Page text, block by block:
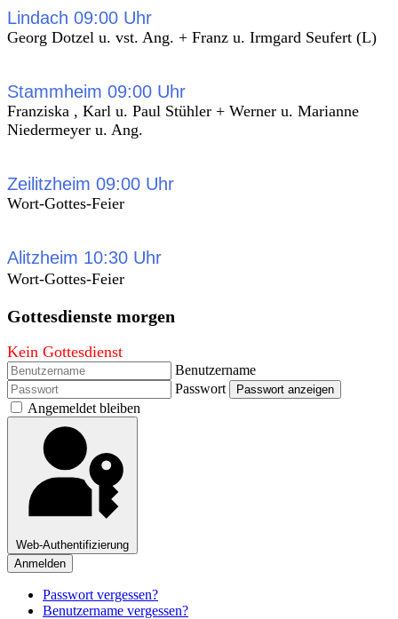
Lindach 09:00 Uhr
Georg Dotzel u. vst. Ang. + Franz u. Irmgard Seufert (L)
Stammheim 09:00 Uhr
Franziska , Karl u. Paul Stühler + Werner u. Marianne
Niedermeyer u. Ang.
Zeilitzheim 09:00 Uhr
Wort-Gottes-Feier
Alitzheim 10:30 Uhr
Wort-Gottes-Feier
Gottesdienste morgen
Kein Gottesdienst
Benutzername
Passwort
Passwort anzeigen
Angemeldet bleiben
Web-Authentifizierung
Anmelden
Passwort vergessen?
Benutzername vergessen?